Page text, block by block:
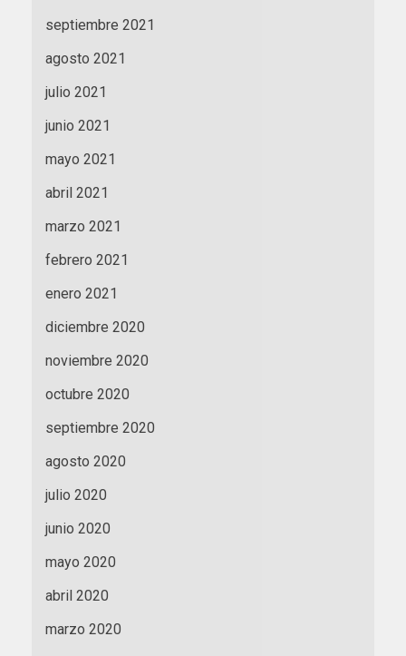
septiembre 2021
agosto 2021
julio 2021
junio 2021
mayo 2021
abril 2021
marzo 2021
febrero 2021
enero 2021
diciembre 2020
noviembre 2020
octubre 2020
septiembre 2020
agosto 2020
julio 2020
junio 2020
mayo 2020
abril 2020
marzo 2020